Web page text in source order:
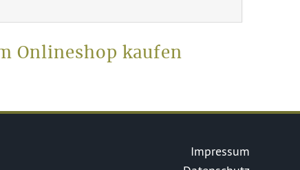
Onlineshop kaufen
Impressum